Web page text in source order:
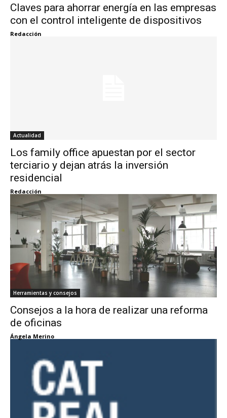
Claves para ahorrar energía en las empresas
con el control inteligente de dispositivos
Redacción
Actualidad
Los family office apuestan por el sector
terciario y dejan atrás la inversión
residencial
Redacción
Herramientas y consejos
Consejos a la hora de realizar una reforma
de oficinas
Ángela Merino